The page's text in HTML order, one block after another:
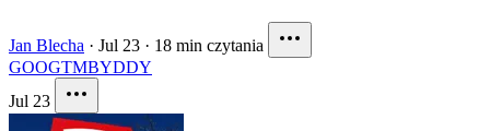
Jan Blecha · Jul 23 · 18 min czytania
GOOGTMBYDDY
Jul 23